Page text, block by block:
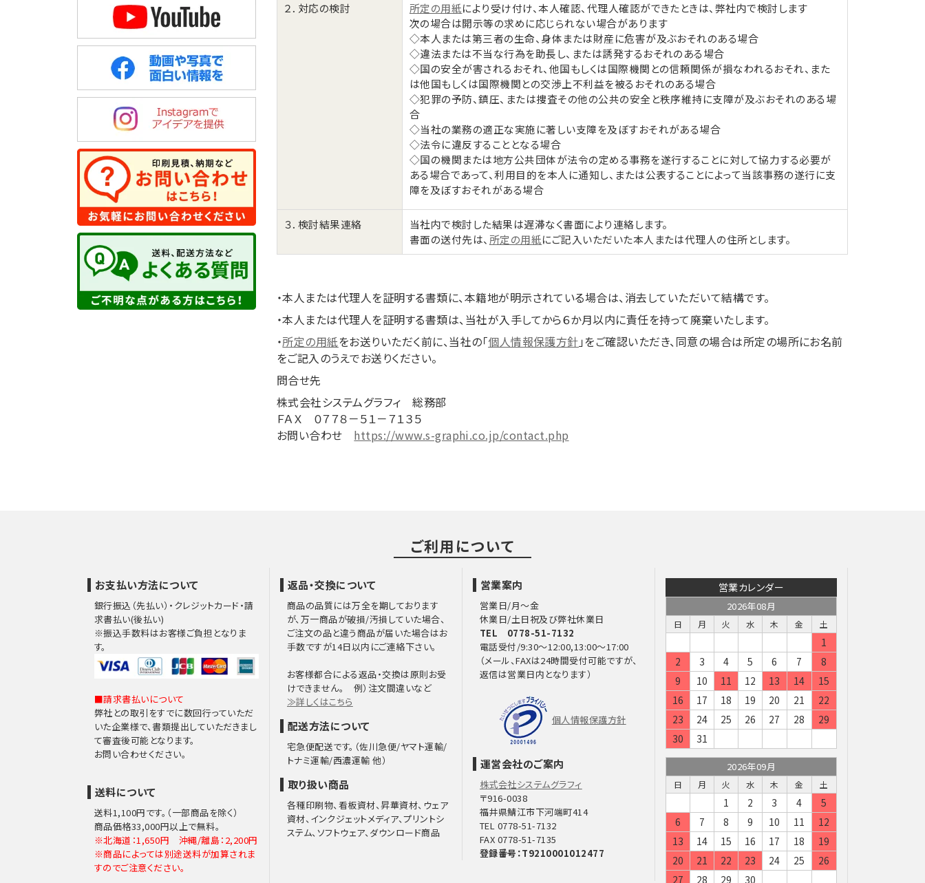
２．対応の検討 所定の用紙により受け付け、本人確認、代理人確認ができたときは、弊社内で検討します
次の場合は開示等の求めに応じられない場合があります
◇本人または第三者の生命、身体または財産に危害が及ぶおそれのある場合
◇違法または不当な行為を助長し、または誘発するおそれのある場合
◇国の安全が害されるおそれ、他国もしくは国際機関との信頼関係が損なわれるおそれ、また
は他国もしくは国際機関との交渉上不利益を被るおそれのある場合
◇犯罪の予防、鎮圧、または捜査その他の公共の安全と秩序維持に支障が及ぶおそれのある場
合
◇当社の業務の適正な実施に著しい支障を及ぼすおそれがある場合
◇法令に違反することとなる場合
◇国の機関または地方公共団体が法令の定める事務を遂行することに対して協力する必要が
ある場合であって、利用目的を本人に通知し、または公表することによって当該事務の遂行に支
障を及ぼすおそれがある場合
３．検討結果連絡
当社内で検討した結果は遅滞なく書面により連絡します。
書面の送付先は、 所定の用紙にご記入いただいた本人または代理人の住所とします。
・本人または代理人を証明する書類に、本籍地が明示されている場合は、消去していただいて結構です。
・本人または代理人を証明する書類は、当社が入手してから６か月以内に責任を持って廃棄いたします。
・所定の用紙をお送りいただく前に、当社の「個人情報保護方針 」をご確認いただき、同意の場合は所定の場所にお名前
をご記入のうえでお送りください。
問合せ先
株式会社システムグラフィ 総務部
ＦＡＸ ０７７８－５１－７１３５
お問い合わせ https://www.s-graphi.co.jp/contact.php
ご利用について
お支払い方法について
銀行振込（先払い）・クレジットカード・請
求書払い(後払い)
※振込手数料はお客様ご負担となりま
す。
■請求書払いについて
弊社との取引をすでに数回行っていただ
いた企業様で、書類提出していただきまし
て審査後可能となります。
お問い合わせください。
送料について
送料1,100円です。（一部商品を除く）
商品価格33,000円以上で無料。
※北海道：1,650円 沖縄/離島：2,200円
※商品によっては別途送料が加算されま
すのでご注意ください。
返品・交換について
商品の品質には万全を期しております
が、万一商品が破損/汚損していた場合、
ご注文の品と違う商品が届いた場合はお
手数ですが14日以内にご連絡下さい。
お客様都合による返品・交換は原則お受
けできません。 例）注文間違いなど
≫詳しくはこちら
配送方法について
宅急便配送です。（佐川急便/ヤマト運輸/
トナミ運輸/西濃運輸 他）
取り扱い商品
各種印刷物、看板資材、昇華資材、ウェア
資材、インクジェットメディア、プリントシ
ステム、ソフトウェア、ダウンロード商品
営業案内
営業日/月～金
休業日/土日祝及び弊社休業日
TEL 0778-51-7132
電話受付/9:30～12:00,13:00～17:00
（メール、FAXは24時間受付可能ですが、
返信は営業日内となります）
個人情報保護方針
運営会社のご案内
株式会社システムグラフィ
〒916-0038
福井県鯖江市下河端町414
TEL 0778-51-7132
FAX 0778-51-7135
登録番号：T9210001012477
営業カレンダー
2026年08月
日 月 火 水 木 金 土
1
2
3 4 5 6 7
8
9
10 11 12 13 14
15
16
17 18 19 20 21
22
23
24 25 26 27 28
29
30
31
2026年09月
日 月 火 水 木 金 土
1 2 3 4
5
6
7 8 9 10 11
12
13
14 15 16 17 18
19
20
21 22 23 24 25
26
27
28 29 30